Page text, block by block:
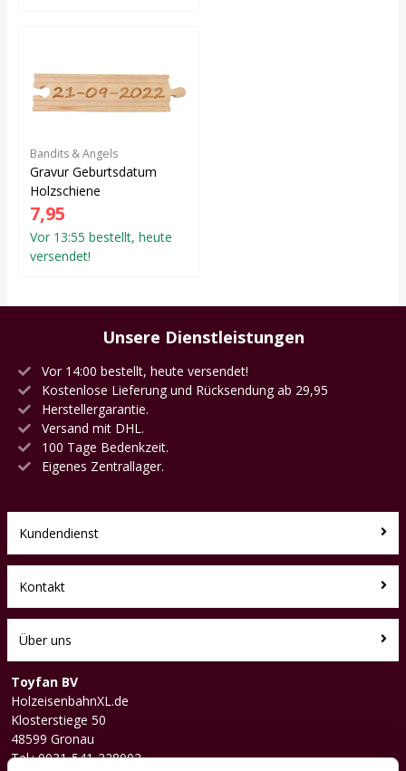
Bandits & Angels
Gravur Geburtsdatum
Holzschiene
7,95
Vor 13:55 bestellt, heute
versendet!
Unsere Dienstleistungen
Vor 14:00 bestellt, heute versendet!
Kostenlose Lieferung und Rücksendung ab 29,95
Herstellergarantie.
Versand mit DHL.
100 Tage Bedenkzeit.
Eigenes Zentrallager.
Kundendienst
Kontakt
Über uns
Toyfan BV
HolzeisenbahnXL.de
Klosterstiege 50
48599 Gronau
Tel.: 0031-541-228002